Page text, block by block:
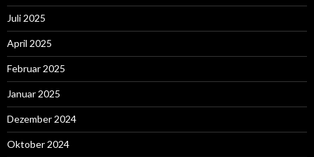
Juli 2025
April 2025
Februar 2025
Januar 2025
Dezember 2024
Oktober 2024